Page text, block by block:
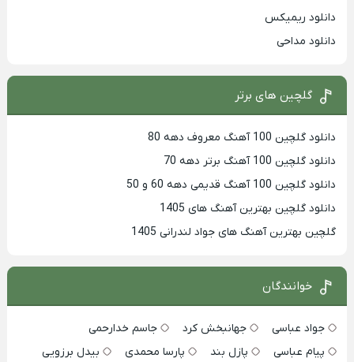
دانلود ریمیکس
دانلود مداحی
گلچین های برتر
دانلود گلچین 100 آهنگ معروف دهه 80
دانلود گلچین 100 آهنگ برتر دهه 70
دانلود گلچین 100 آهنگ قدیمی دهه 60 و 50
دانلود گلچین بهترین آهنگ های 1405
گلچین بهترین آهنگ های جواد لندرانی 1405
خوانندگان
جواد عباسی جهانبخش کرد
جاسم خدارحمی
پیام عباسی
پازل بند پارسا محمدی
بیدل برزویی